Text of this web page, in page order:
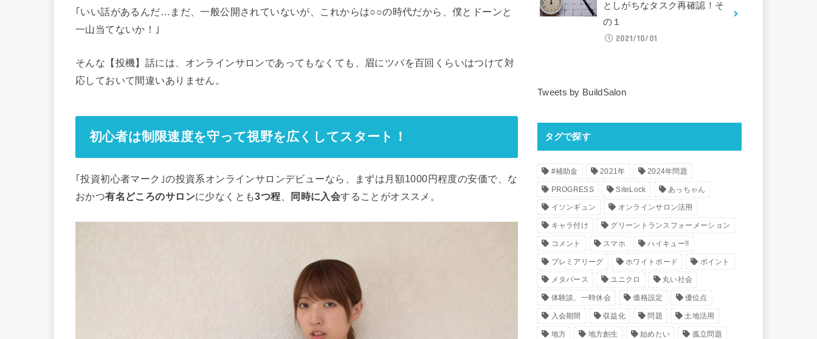
｢いい話があるんだ…まだ、一般公開されていないが、これからは○○の時代だから、僕とドーンと
一山当てないか！｣
そんな【投機】話には、オンラインサロンであってもなくても、眉にツバを百回くらいはつけて対
応しておいて間違いありません。
初心者は制限速度を守って視野を広くしてスタート！
｢投資初心者マーク｣の投資系オンラインサロンデビューなら、まずは月額1000円程度の安価で、な
おかつ有名どころのサロンに少なくとも3つ程 同時に入会することがオススメ。
としがちなタスク再確認！そ
の１
2021/10/01
Tweets by BuildSalon
タグで探す
#補助金 2021年 2024年問題
PROGRESS SiteLock あっちゃん
イソンギュン オンラインサロン活用
キャラ付け グリーントランスフォーメーション
コメント スマホ ハイキュー!!
プレミアリーグ ホワイトボード ポイント
メタバース ユニクロ 丸い社会
体験談、一時休会 価格設定 優位点
入会期間 収益化 問題 土地活用
地方 地方創生 始めたい 孤立問題